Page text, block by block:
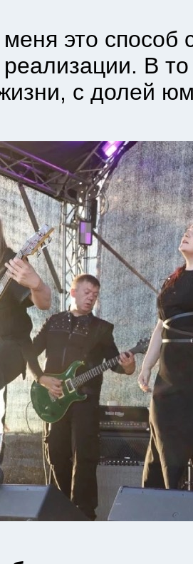
это способ
реализации. В
с долей